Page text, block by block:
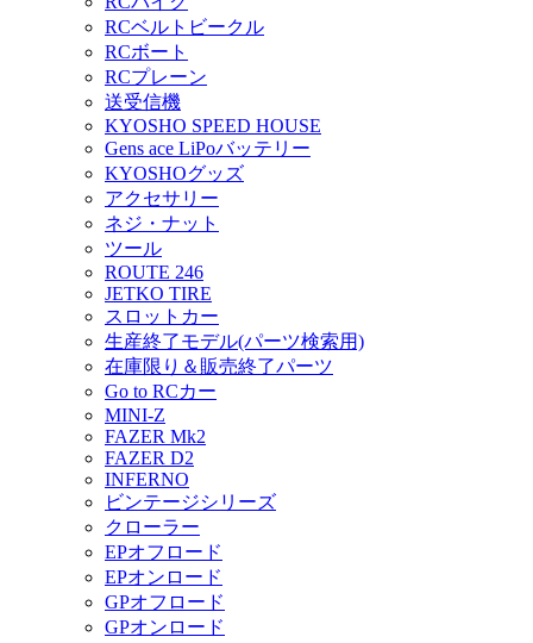
RCベルトビークル
RCボート
RCプレーン
送受信機
KYOSHO SPEED HOUSE
Gens ace LiPoバッテリー
KYOSHOグッズ
アクセサリー
ネジ・ナット
ツール
ROUTE 246
JETKO TIRE
スロットカー
生産終了モデル(パーツ検索用)
在庫限り＆販売終了パーツ
Go to RCカー
MINI-Z
FAZER Mk2
FAZER D2
INFERNO
ビンテージシリーズ
クローラー
EPオフロード
EPオンロード
GPオフロード
GPオンロード